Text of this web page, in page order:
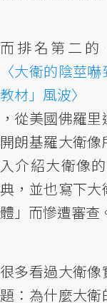
而排名第二
〈大衛的陰莖
教材」風波〉
，從美國佛羅
開朗基羅大衛
入介紹大衛像
典，並也寫下
體」而慘遭審查
很多看過大衛
題：為什麼大